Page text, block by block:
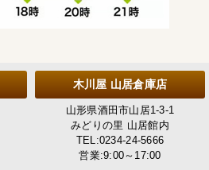
木川屋 山居倉庫店
山形県酒田市山居1-3-1
みどりの里 山居館内
TEL:0234-24-5666
営業:9:00～17:00